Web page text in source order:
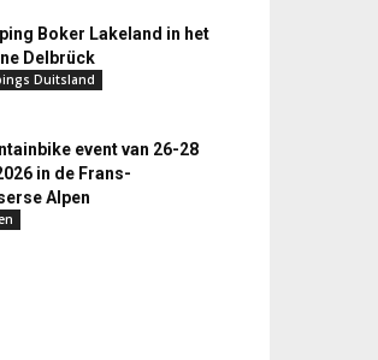
Boker Lakeland in het
Delbrück
Duitsland
event van 26-28
in de Frans-
Alpen